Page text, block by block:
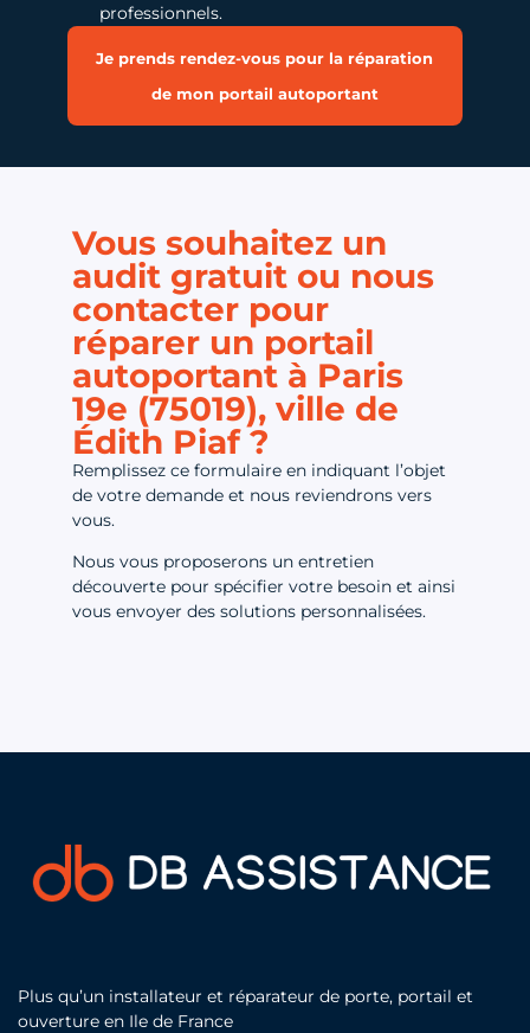
professionnels.
Je prends rendez-vous pour la réparation
de mon portail autoportant
Vous souhaitez un
audit gratuit ou nous
contacter pour
réparer un portail
autoportant à Paris
19e (75019), ville de
Édith Piaf ?
Remplissez ce formulaire en indiquant l’objet
de votre demande et nous reviendrons vers
vous.
Nous vous proposerons un entretien
découverte pour spécifier votre besoin et ainsi
vous envoyer des solutions personnalisées.
Plus qu’un installateur et réparateur de porte, portail et
ouverture en Ile de France